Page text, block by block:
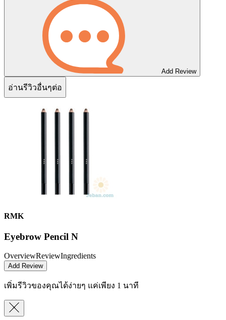
Add Review
อ่านรีวิวอื่นๆต่อ
RMK
Eyebrow Pencil N
OverviewReviewIngredients
Add Review
เพิ่มรีวิวของคุณได้ง่ายๆ แค่เพียง 1 นาที